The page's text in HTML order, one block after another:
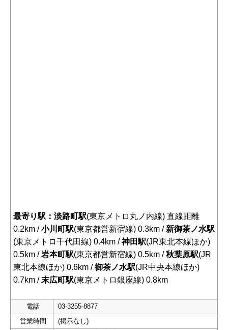
最寄り駅：淡路町駅(東京メトロ丸ノ内線) 直線距離
0.2km /小川町駅(東京都営新宿線) 0.3km / 新御茶ノ水駅
(東京メトロ千代田線) 0.4km /神田駅(JR東北本線ほか)
0.5km /岩本町駅(東京都営新宿線) 0.5km /秋葉原駅(JR
東北本線ほか) 0.6km /御茶ノ水駅(JR中央本線ほか)
0.7km /末広町駅(東京メトロ銀座線) 0.8km
電話
03-3255-8877
営業時間
(掲示なし)